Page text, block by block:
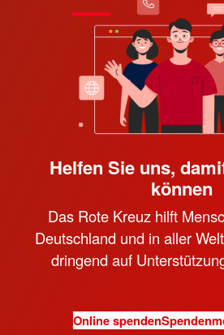
Helfen Sie uns,
können
Das Rote Kreuz hilft
Deutschland und in aller
dringend auf
Online spenden